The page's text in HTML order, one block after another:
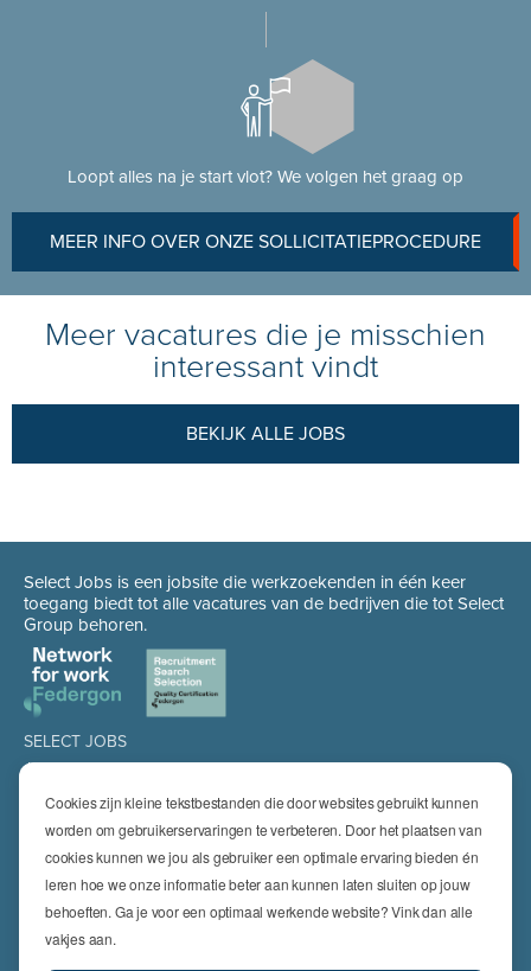
Cookies zijn kleine tekstbestanden die door websites gebruikt kunnen
worden om gebruikerservaringen te verbeteren. Door het plaatsen van
cookies kunnen we jou als gebruiker een optimale ervaring bieden én
leren hoe we onze informatie beter aan kunnen laten sluiten op jouw
behoeften. Ga je voor een optimaal werkende website? Vink dan alle
vakjes aan.
Loopt alles na je start vlot? We volgen het graag op
MEER INFO OVER ONZE SOLLICITATIEPROCEDURE
Meer vacatures die je misschien
interessant vindt
BEKIJK ALLE JOBS
Select Jobs is een jobsite die werkzoekenden in één keer
toegang biedt tot alle vacatures van de bedrijven die tot Select
Group behoren.
SELECT JOBS
Jobs
Job alert
SPECIALISATIES
Technics
High Technics & Engineering
Logistics
Finance & Insurance